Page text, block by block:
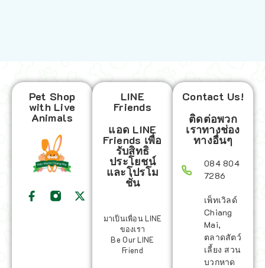
Pet Shop
with Live
Animals
LINE
Friends
แอด LINE
Friends เพื่อ
รับสิทธิ
ประโยชน์
และโปรโม
ชั่น
มาเป็นเพื่อน LINE
ของเรา
Be Our LINE
Friend
Contact Us!
ติดต่อพวก
เราทางช่อง
ทางอื่นๆ
084 804
7286
เพ็ทเวิลด์
Chiang
Mai,
ตลาดสัตว์
เลี้ยง สวน
บวกหาด